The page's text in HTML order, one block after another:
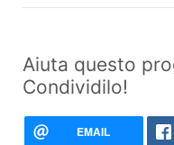
Aiuta questo
Condividilo!
EMAIL